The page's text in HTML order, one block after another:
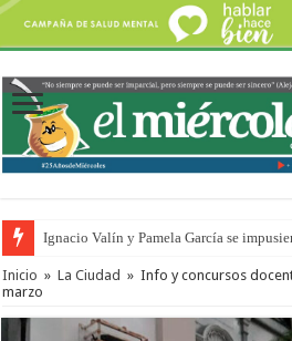
Ignacio Valín y Pamela García se
Traigo el litoral en mi canción: 100 años
Inicio » La Ciudad » Info y concursos
marzo